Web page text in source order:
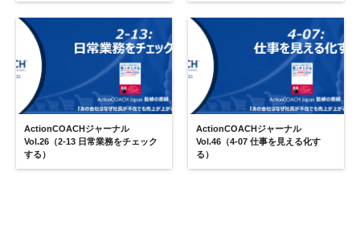
ActionCOACHジャーナル
Vol.26（2-13 日常業務をチェック
する）
ActionCOACHジャーナル
Vol.46（4-07 仕事を見える化す
る）